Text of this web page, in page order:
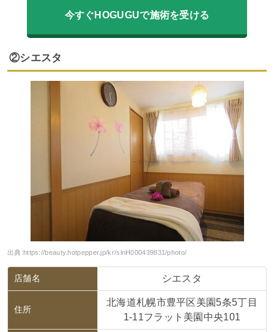
今すぐHOGUGUで施術を受ける
②シエスタ
出典:https://beauty.hotpepper.jp/kr/slnH000439831/photo/
店舗名 シエスタ
住所
北海道札幌市豊平区美園5条5丁目
1‐11フラット美園中央101